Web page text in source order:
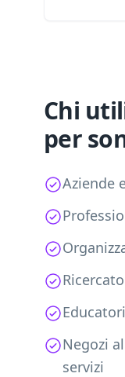
Chi
per
Aziende
Negozi
servizi